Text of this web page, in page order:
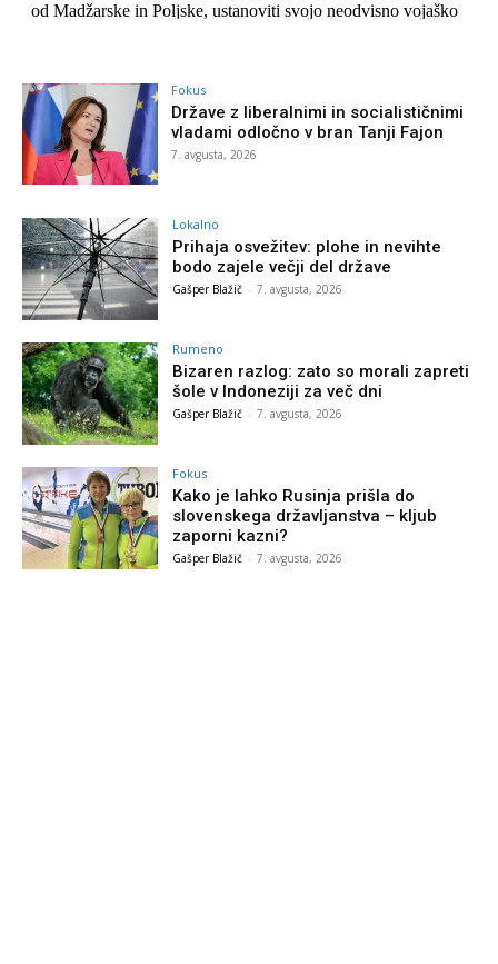
Fokus
Države z liberalnimi in socialističnimi
vladami odločno v bran Tanji Fajon
7. avgusta, 2026
Lokalno
Prihaja osvežitev: plohe in nevihte
bodo zajele večji del države
Gašper Blažič - 7. avgusta, 2026
Rumeno
Bizaren razlog: zato so morali zapreti
šole v Indoneziji za več dni
Gašper Blažič - 7. avgusta, 2026
Fokus
Kako je lahko Rusinja prišla do
slovenskega državljanstva – kljub
zaporni kazni?
Gašper Blažič - 7. avgusta, 2026